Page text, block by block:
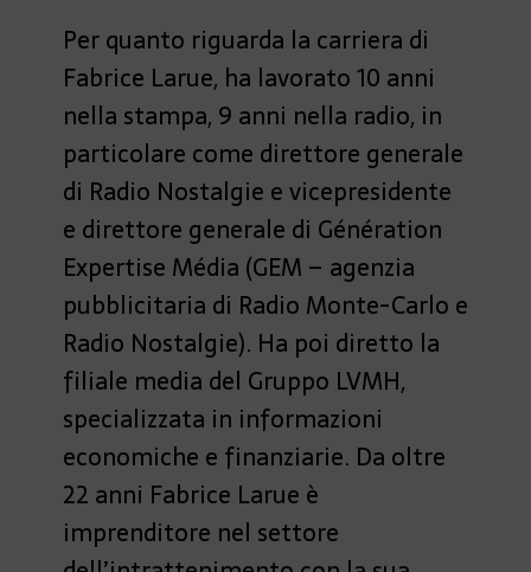
Per quanto riguarda la carriera di
Fabrice Larue, ha lavorato 10 anni
nella stampa, 9 anni nella radio, in
particolare come direttore generale
di Radio Nostalgie e vicepresidente
e direttore generale di Génération
Expertise Média (GEM – agenzia
pubblicitaria di Radio Monte-Carlo e
Radio Nostalgie). Ha poi diretto la
filiale media del Gruppo LVMH,
specializzata in informazioni
economiche e finanziarie. Da oltre
22 anni Fabrice Larue è
imprenditore nel settore